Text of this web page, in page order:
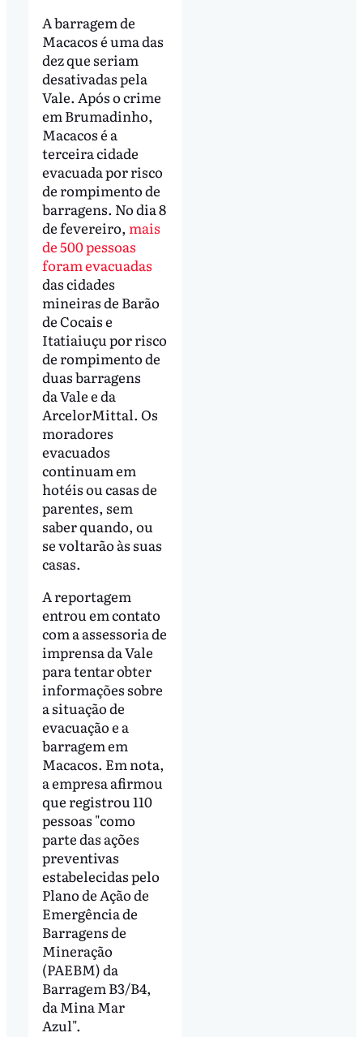
A barragem de
Macacos é uma das
dez que seriam
desativadas pela
Vale. Após o crime
em Brumadinho,
Macacos é a
terceira cidade
evacuada por risco
de rompimento de
barragens. No dia 8
de fevereiro, mais
de 500 pessoas
foram evacuadas
das cidades
mineiras de Barão
de Cocais e
Itatiaiuçu por risco
de rompimento de
duas barragens
da Vale e da
ArcelorMittal. Os
moradores
evacuados
continuam em
hotéis ou casas de
parentes, sem
saber quando, ou
se voltarão às suas
casas.
A reportagem
entrou em contato
com a assessoria de
imprensa da Vale
para tentar obter
informações sobre
a situação de
evacuação e a
barragem em
Macacos. Em nota,
a empresa afirmou
que registrou 110
pessoas "como
parte das ações
preventivas
estabelecidas pelo
Plano de Ação de
Emergência de
Barragens de
Mineração
(PAEBM) da
Barragem B3/B4,
da Mina Mar
Azul".